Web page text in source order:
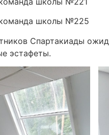
школы №225
Спартакиады
эстафеты.